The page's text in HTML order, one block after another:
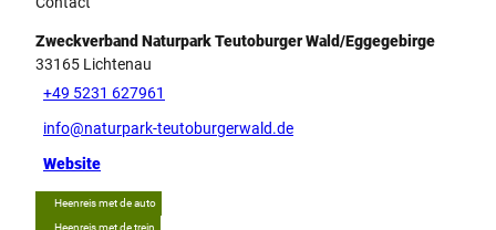
Zweckverband Naturpark Teutoburger Wald/Eggegebirge
33165 Lichtenau
+49 5231 627961
info@naturpark-teutoburgerwald.de
Website
Heenreis met de auto
Heenreis met de trein